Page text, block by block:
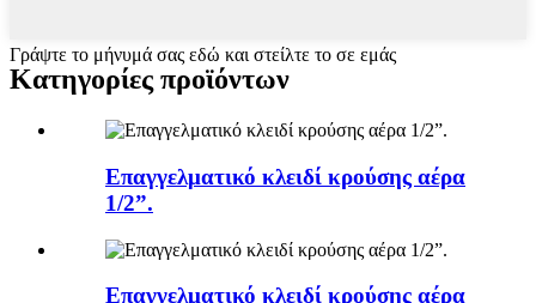
Γράψτε το μήνυμά σας εδώ και στείλτε το σε εμάς
Κατηγορίες προϊόντων
Επαγγελματικό κλειδί κρούσης αέρα
1/2”.
Επαγγελματικό κλειδί κρούσης αέρα